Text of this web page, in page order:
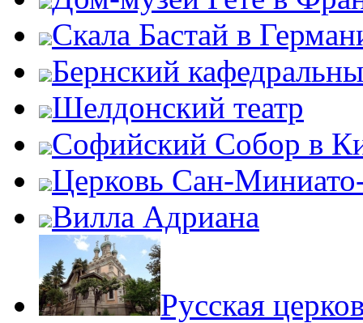
Скала Бастай в
Бернский
Шелдонский театр
Софийский Собор в
Церковь Сан-
Вилла Адриана
Русская